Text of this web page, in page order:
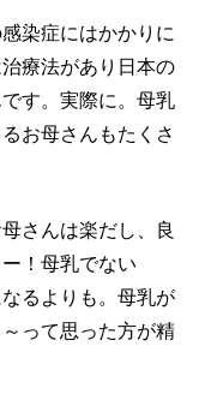
染症にはかかりに
療法があり日本の
す。実際に。母乳
お母さんもたくさ
さんは楽だし、良
！母乳でない
るよりも。母乳が
って思った方が精